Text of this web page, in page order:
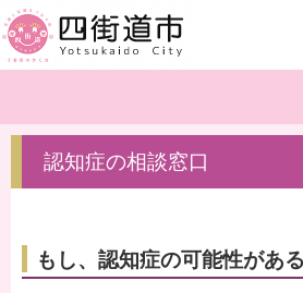
認知症の相談窓口
もし、認知症の可能性があ